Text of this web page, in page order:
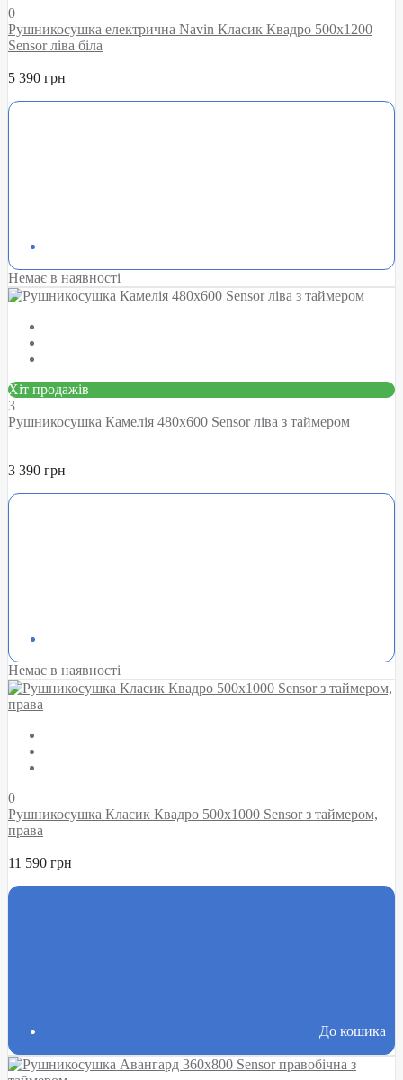
0
Рушникосушка електрична Navin Класик Квадро 500х1200
Sensor ліва біла
5 390 грн
Немає в наявності
Хіт продажів
3
Рушникосушка Камелія 480х600 Sensor ліва з таймером
3 390 грн
Немає в наявності
0
Рушникосушка Класик Квадро 500х1000 Sensor з таймером,
права
11 590 грн
До кошика